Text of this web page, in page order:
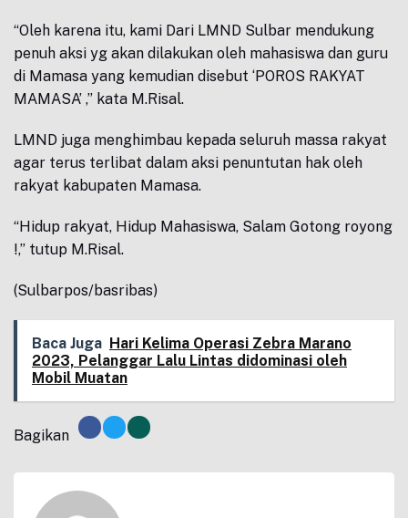
“Oleh karena itu, kami Dari LMND Sulbar mendukung
penuh aksi yg akan dilakukan oleh mahasiswa dan guru
di Mamasa yang kemudian disebut ‘POROS RAKYAT
MAMASA’ ,” kata M.Risal.
LMND juga menghimbau kepada seluruh massa rakyat
agar terus terlibat dalam aksi penuntutan hak oleh
rakyat kabupaten Mamasa.
“Hidup rakyat, Hidup Mahasiswa, Salam Gotong royong
!,” tutup M.Risal.
(Sulbarpos/basribas)
Baca Juga Hari Kelima Operasi Zebra Marano
2023, Pelanggar Lalu Lintas didominasi oleh
Mobil Muatan
Bagikan